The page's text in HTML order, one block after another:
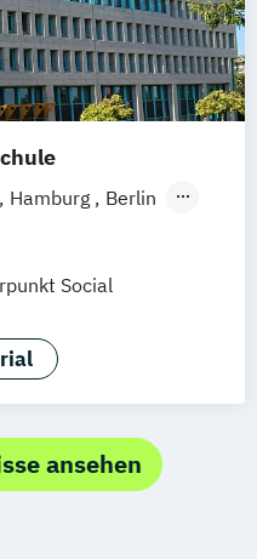
UX-Design
Hamburg
Berlin
Social
ansehen